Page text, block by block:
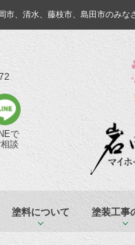
市、清水、藤枝市、島田市のみな
で
談
塗料について 塗装工事